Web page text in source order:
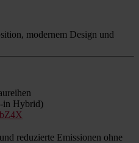
modernem Design und
in Hybrid)
bZ4X
reduzierte Emissionen ohne